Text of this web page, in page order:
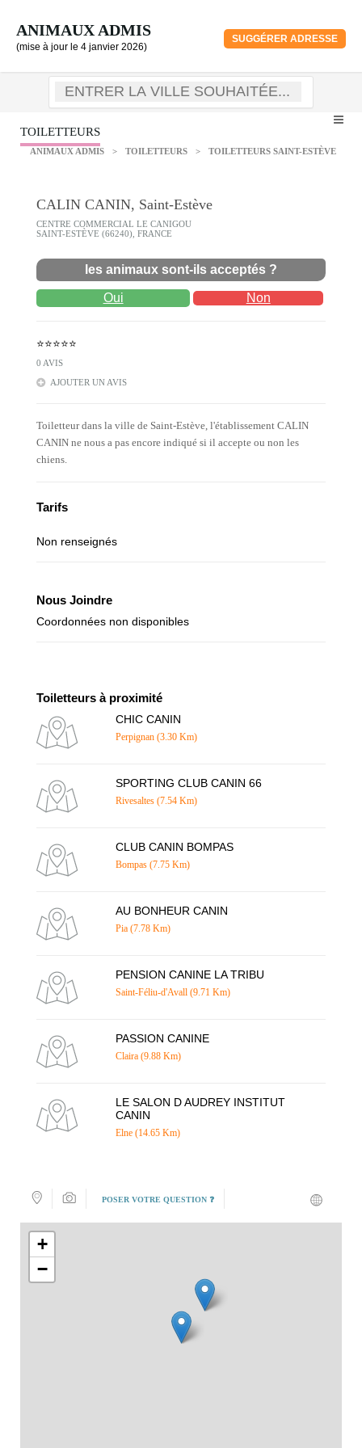
ANIMAUX ADMIS
(mise à jour le 4 janvier 2026)
SUGGÉRER ADRESSE
TOILETTEURS
ANIMAUX ADMIS > TOILETTEURS > TOILETTEURS SAINT-ESTÈVE
CALIN CANIN, Saint-Estève
CENTRE COMMERCIAL LE CANIGOU
SAINT-ESTÈVE (66240), FRANCE
les animaux sont-ils acceptés ?
Oui Non
⭐⭐⭐⭐⭐
0 AVIS
AJOUTER UN AVIS
Toiletteur dans la ville de Saint-Estève, l'établissement CALIN
CANIN ne nous a pas encore indiqué si il accepte ou non les
chiens.
Tarifs
Non renseignés
Nous Joindre
Coordonnées non disponibles
Toiletteurs à proximité
CHIC CANIN
Perpignan (3.30 Km)
SPORTING CLUB CANIN 66
Rivesaltes (7.54 Km)
CLUB CANIN BOMPAS
Bompas (7.75 Km)
AU BONHEUR CANIN
Pia (7.78 Km)
PENSION CANINE LA TRIBU
Saint-Féliu-d'Avall (9.71 Km)
PASSION CANINE
Claira (9.88 Km)
LE SALON D AUDREY INSTITUT
CANIN
Elne (14.65 Km)
POSER VOTRE QUESTION ❓
+
−